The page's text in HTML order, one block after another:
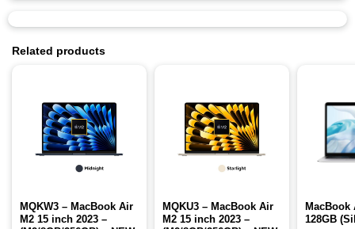
Intel.
Related products
MQKW3 – MacBook Air
M2 15 inch 2023 –
MQKU3 – MacBook Air
M2 15 inch 2023 –
MacBook
128GB